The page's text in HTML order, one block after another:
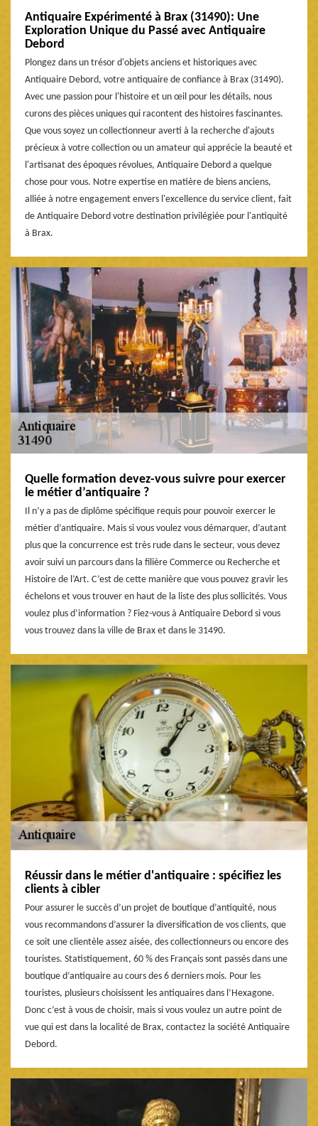
Antiquaire Expérimenté à Brax (31490): Une
Exploration Unique du Passé avec Antiquaire
Debord
Plongez dans un trésor d'objets anciens et historiques avec
Antiquaire Debord, votre antiquaire de confiance à Brax (31490).
Avec une passion pour l'histoire et un œil pour les détails, nous
curons des pièces uniques qui racontent des histoires fascinantes.
Que vous soyez un collectionneur averti à la recherche d'ajouts
précieux à votre collection ou un amateur qui apprécie la beauté et
l'artisanat des époques révolues, Antiquaire Debord a quelque
chose pour vous. Notre expertise en matière de biens anciens,
alliée à notre engagement envers l'excellence du service client, fait
de Antiquaire Debord votre destination privilégiée pour l'antiquité
à Brax.
Quelle formation devez-vous suivre pour exercer
le métier d’antiquaire ?
Il n’y a pas de diplôme spécifique requis pour pouvoir exercer le
métier d’antiquaire. Mais si vous voulez vous démarquer, d’autant
plus que la concurrence est très rude dans le secteur, vous devez
avoir suivi un parcours dans la filière Commerce ou Recherche et
Histoire de l’Art. C’est de cette manière que vous pouvez gravir les
échelons et vous trouver en haut de la liste des plus sollicités. Vous
voulez plus d’information ? Fiez-vous à Antiquaire Debord si vous
vous trouvez dans la ville de Brax et dans le 31490.
Réussir dans le métier d'antiquaire : spécifiez les
clients à cibler
Pour assurer le succès d’un projet de boutique d’antiquité, nous
vous recommandons d’assurer la diversification de vos clients, que
ce soit une clientèle assez aisée, des collectionneurs ou encore des
touristes. Statistiquement, 60 % des Français sont passés dans une
boutique d’antiquaire au cours des 6 derniers mois. Pour les
touristes, plusieurs choisissent les antiquaires dans l’Hexagone.
Donc c’est à vous de choisir, mais si vous voulez un autre point de
vue qui est dans la localité de Brax, contactez la société Antiquaire
Debord.